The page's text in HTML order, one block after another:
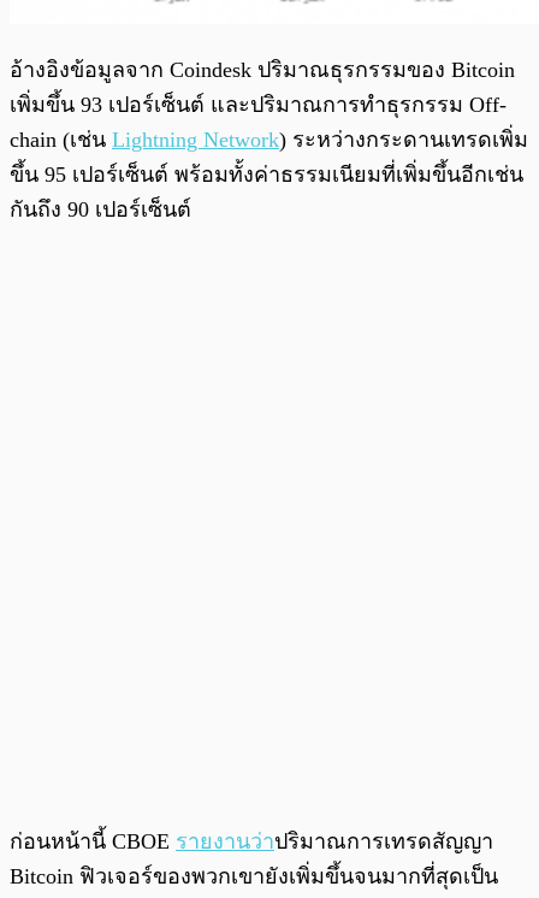
อ้างอิงข้อมูลจาก Coindesk ปริมาณธุรกรรมของ Bitcoin
เพิ่มขึ้น 93 เปอร์เซ็นต์ และปริมาณการทำธุรกรรม Off-
chain (เช่น Lightning Network) ระหว่างกระดานเทรดเพิ่ม
ขึ้น 95 เปอร์เซ็นต์ พร้อมทั้งค่าธรรมเนียมที่เพิ่มขึ้นอีกเช่น
กันถึง 90 เปอร์เซ็นต์
ก่อนหน้านี้ CBOE รายงานว่าปริมาณการเทรดสัญญา
Bitcoin ฟิวเจอร์ของพวกเขายังเพิ่มขึ้นจนมากที่สุดเป็น